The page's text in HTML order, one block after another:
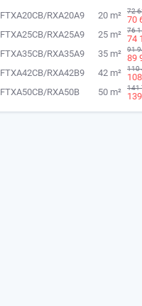
FTXA20CB/RXA20A9 20 m² 72
70
FTXA25CB/RXA25A9
25 m² 76
74
FTXA35CB/RXA35A9
35 m² 91
89
FTXA42CB/RXA42B9
42 m² 110
FTXA50CB/RXA50B
50 m² 141